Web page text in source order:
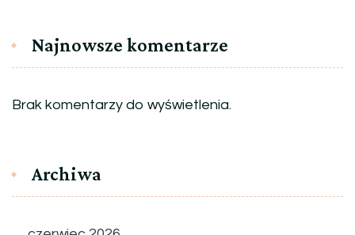
Najnowsze komentarze
Brak komentarzy do wyświetlenia.
Archiwa